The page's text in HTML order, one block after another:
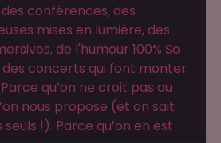
conférences, des
mises en lumière, des
de l'humour 100% So
concerts qui font monter
qu’on ne croit pas au
nous propose (et on sait
seuls !). Parce qu’on en est